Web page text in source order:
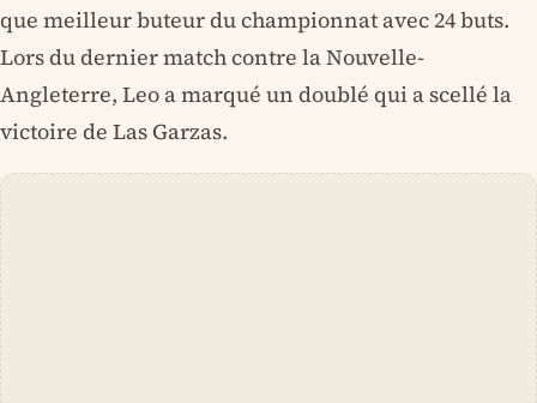
que meilleur buteur du championnat avec 24 buts.
Lors du dernier match contre la Nouvelle-
Angleterre, Leo a marqué un doublé qui a scellé la
victoire de Las Garzas.